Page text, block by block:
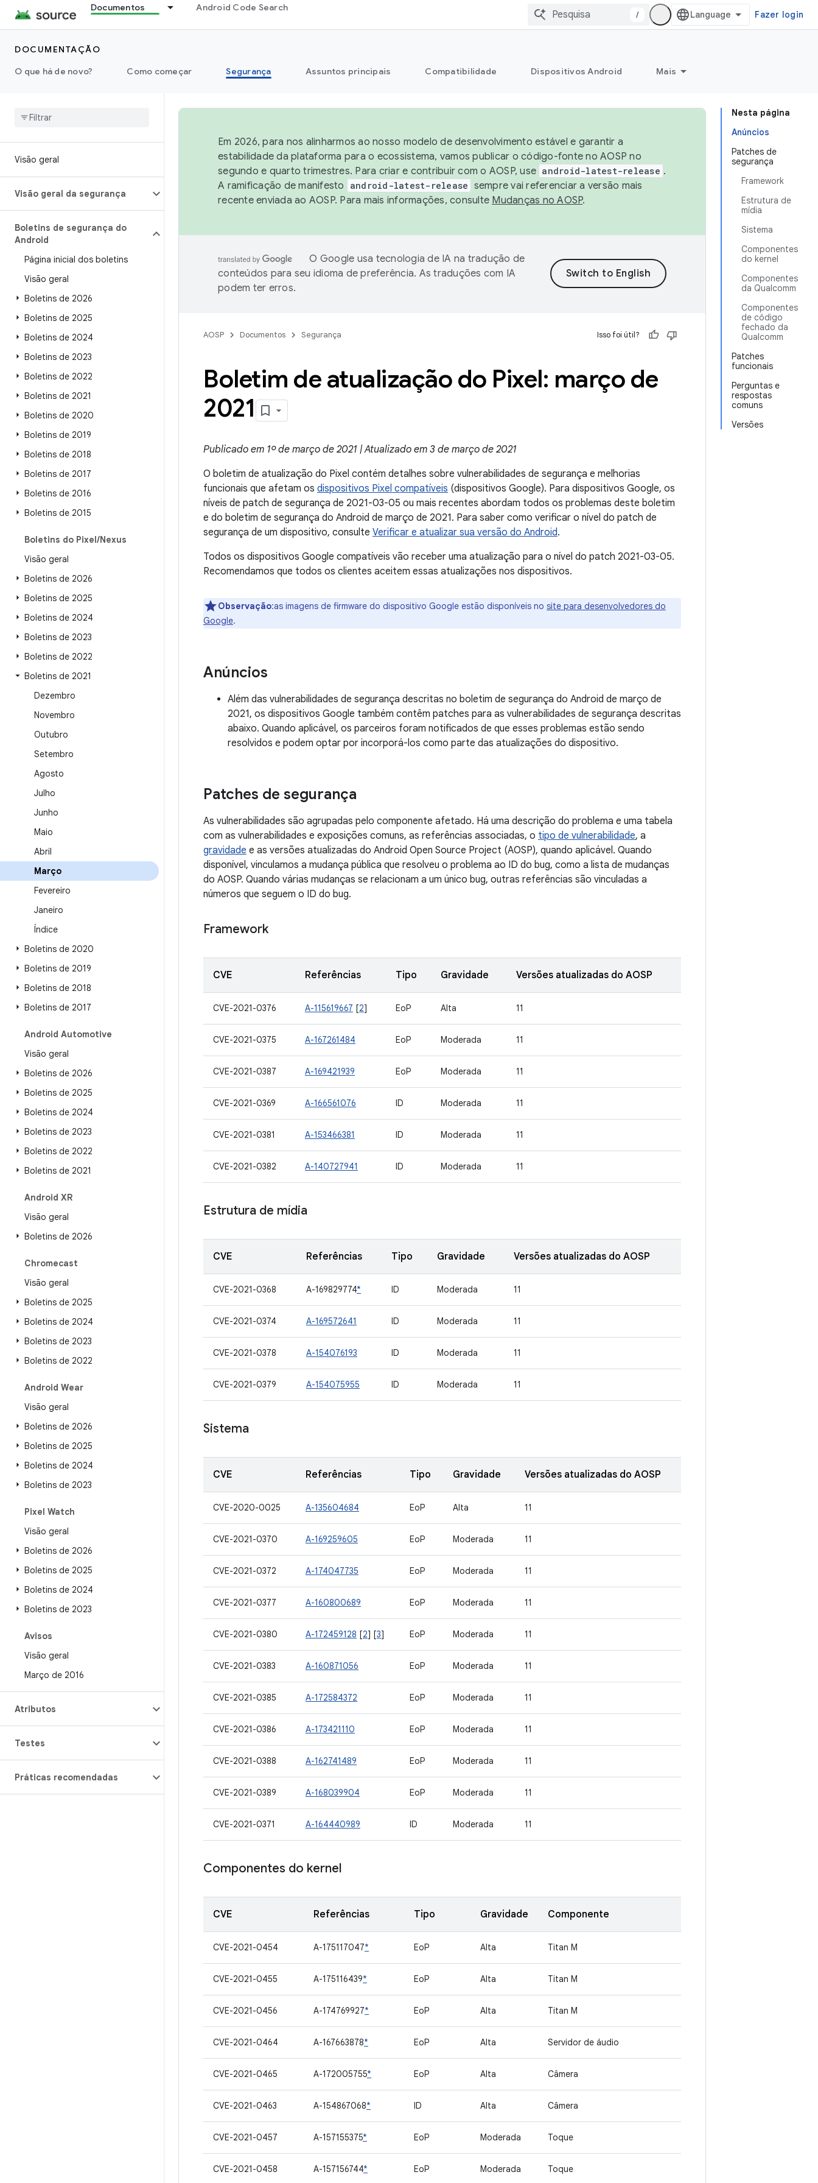
Documentos Android Code Search
/ Fazer login
DOCUMENTAÇÃO
O que há de novo?
Como começar Segurança Assuntos principais Compatibilidade Dispositivos Android Mais
Visão geral
Visão geral da segurança
Boletins de segurança do
Android
Página inicial dos boletins
Visão geral
Boletins de 2026
Boletins de 2025
Boletins de 2024
Boletins de 2023
Boletins de 2022
Boletins de 2021
Boletins de 2020
Boletins de 2019
Boletins de 2018
Boletins de 2017
Boletins de 2016
Boletins de 2015
Boletins do Pixel/Nexus
Visão geral
Boletins de 2026
Boletins de 2025
Boletins de 2024
Boletins de 2023
Boletins de 2022
Boletins de 2021
Dezembro
Novembro
Outubro
Setembro
Agosto
Julho
Junho
Maio
Abril
Março
Fevereiro
Janeiro
Índice
Boletins de 2020
Boletins de 2019
Boletins de 2018
Boletins de 2017
Android Automotive
Visão geral
Boletins de 2026
Boletins de 2025
Boletins de 2024
Boletins de 2023
Boletins de 2022
Boletins de 2021
Android XR
Visão geral
Boletins de 2026
Chromecast
Visão geral
Boletins de 2025
Boletins de 2024
Boletins de 2023
Boletins de 2022
Android Wear
Visão geral
Boletins de 2026
Boletins de 2025
Boletins de 2024
Boletins de 2023
Pixel Watch
Visão geral
Boletins de 2026
Boletins de 2025
Boletins de 2024
Boletins de 2023
Avisos
Visão geral
Março de 2016
Atributos
Testes
Práticas recomendadas
Nesta página
Anúncios
Patches de
segurança
Framework
Estrutura de
mídia
Sistema
Componentes
do kernel
Componentes
da Qualcomm
Componentes
de código
fechado da
Qualcomm
Patches
funcionais
Perguntas e
respostas
comuns
Versões
Em 2026, para nos alinharmos ao nosso modelo de desenvolvimento estável e garantir a
estabilidade da plataforma para o ecossistema, vamos publicar o código-fonte no AOSP no
segundo e quarto trimestres. Para criar e contribuir com o AOSP, use android-latest-release .
A ramificação de manifesto
android-latest-release sempre vai referenciar a versão mais
recente enviada ao AOSP. Para mais informações, consulte Mudanças no AOSP.
O Google usa tecnologia de IA na tradução de
conteúdos para seu idioma de preferência. As traduções com IA
podem ter erros.
AOSP Documentos Segurança Isso foi útil?
Boletim de atualização do Pixel: março de
2021
Publicado em 1º de março de 2021 | Atualizado em 3 de março de 2021
O boletim de atualização do Pixel contém detalhes sobre vulnerabilidades de segurança e melhorias
funcionais que afetam os dispositivos Pixel compatíveis (dispositivos Google). Para dispositivos Google, os
níveis de patch de segurança de 2021-03-05 ou mais recentes abordam todos os problemas deste boletim
e do boletim de segurança do Android de março de 2021. Para saber como verificar o nível do patch de
segurança de um dispositivo, consulte Verificar e atualizar sua versão do Android.
Todos os dispositivos Google compatíveis vão receber uma atualização para o nível do patch 2021-03-05.
Recomendamos que todos os clientes aceitem essas atualizações nos dispositivos.
Observação:as imagens de firmware do dispositivo Google estão disponíveis no site para desenvolvedores do
Google.
Anúncios
Além das vulnerabilidades de segurança descritas no boletim de segurança do Android de março de
2021, os dispositivos Google também contêm patches para as vulnerabilidades de segurança descritas
abaixo. Quando aplicável, os parceiros foram notificados de que esses problemas estão sendo
resolvidos e podem optar por incorporá-los como parte das atualizações do dispositivo.
Patches de segurança
As vulnerabilidades são agrupadas pelo componente afetado. Há uma descrição do problema e uma tabela
com as vulnerabilidades e exposições comuns, as referências associadas, o tipo de vulnerabilidade, a
gravidade e as versões atualizadas do Android Open Source Project (AOSP), quando aplicável. Quando
disponível, vinculamos a mudança pública que resolveu o problema ao ID do bug, como a lista de mudanças
do AOSP. Quando várias mudanças se relacionam a um único bug, outras referências são vinculadas a
números que seguem o ID do bug.
Framework
CVE Referências Tipo Gravidade Versões atualizadas do AOSP
CVE-2021-0376 A-115619667 [2] EoP Alta 11
CVE-2021-0375 A-167261484 EoP Moderada 11
CVE-2021-0387 A-169421939 EoP Moderada 11
CVE-2021-0369 A-166561076 ID Moderada 11
CVE-2021-0381 A-153466381 ID Moderada 11
CVE-2021-0382 A-140727941 ID Moderada 11
Estrutura de mídia
CVE Referências Tipo Gravidade Versões atualizadas do AOSP
CVE-2021-0368 A-169829774* ID Moderada 11
CVE-2021-0374 A-169572641 ID Moderada 11
CVE-2021-0378 A-154076193 ID Moderada 11
CVE-2021-0379 A-154075955 ID Moderada 11
Sistema
CVE Referências Tipo Gravidade Versões atualizadas do AOSP
CVE-2020-0025 A-135604684 EoP Alta 11
CVE-2021-0370 A-169259605 EoP Moderada 11
CVE-2021-0372 A-174047735 EoP Moderada 11
CVE-2021-0377 A-160800689 EoP Moderada 11
CVE-2021-0380 A-172459128 [2] [3] EoP Moderada 11
CVE-2021-0383 A-160871056 EoP Moderada 11
CVE-2021-0385 A-172584372 EoP Moderada 11
CVE-2021-0386 A-173421110 EoP Moderada 11
CVE-2021-0388 A-162741489 EoP Moderada 11
CVE-2021-0389 A-168039904 EoP Moderada 11
CVE-2021-0371 A-164440989 ID Moderada 11
Componentes do kernel
CVE Referências Tipo Gravidade Componente
CVE-2021-0454 A-175117047* EoP Alta Titan M
CVE-2021-0455 A-175116439* EoP Alta Titan M
CVE-2021-0456 A-174769927* EoP Alta Titan M
CVE-2021-0464 A-167663878* EoP Alta Servidor de áudio
CVE-2021-0465 A-172005755* EoP Alta Câmera
CVE-2021-0463 A-154867068* ID Alta Câmera
CVE-2021-0457 A-157155375* EoP Moderada Toque
CVE-2021-0458 A-157156744* EoP Moderada Toque